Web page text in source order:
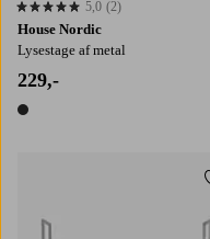
House Nordic
Lysestage af metal
229,-
1 farve
5,0 baseret på 2 bedømmelser
5,0 (2)